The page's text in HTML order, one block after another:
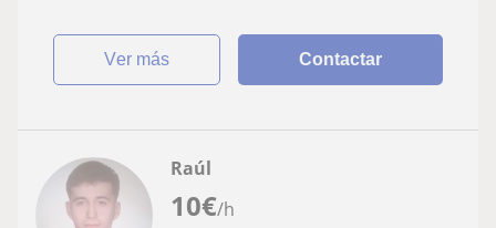
ver más Contactar
10€/h
Raúl